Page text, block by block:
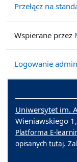
Przełącz na
Wspierane przez
Logowanie
Uniwersytet im.
Wieniawskiego
Platforma E-
opisanych tutaj.